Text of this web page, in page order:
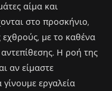
αίμα και
στο προσκήνιο,
εχθρούς, με το καθένα
Η ροή της
αν είμαστε
εργαλεία